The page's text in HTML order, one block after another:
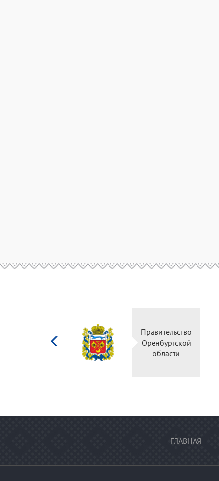
Правительство
Оренбургской
области
ГЛАВНАЯ